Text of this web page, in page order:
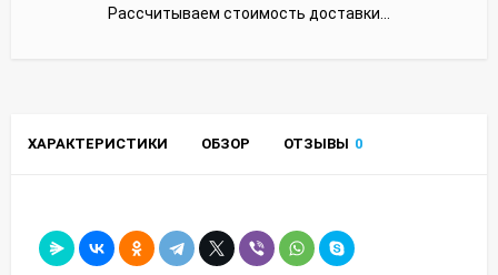
Рассчитываем стоимость доставки...
ХАРАКТЕРИСТИКИ ОБЗОР ОТЗЫВЫ 0